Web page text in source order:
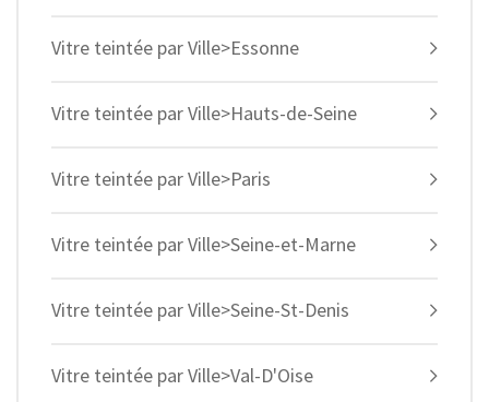
Vitre teintée par Ville>Essonne
Vitre teintée par Ville>Hauts-de-Seine
Vitre teintée par Ville>Paris
Vitre teintée par Ville>Seine-et-Marne
Vitre teintée par Ville>Seine-St-Denis
Vitre teintée par Ville>Val-D'Oise